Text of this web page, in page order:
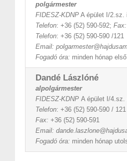
polgármester
FIDESZ-KDNP A épület I/2.sz.
Telefon: +36 (52) 590-592; Fax:
Telefon: +36 (52) 590-590 /121
Email:
Fogadó óra: minden hónap
Dandé Lászlóné
alpolgármester
FIDESZ-KDNP A épület I/4.sz.
Telefon: +36 (52) 590-590 / 121
Fax: +36 (52) 590-591
Email:
Fogadó óra: minden hónap